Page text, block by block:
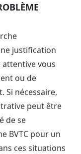
justification
attentive vous
ou de
Si nécessaire,
peut être
de se
BVTC pour un
ces situations